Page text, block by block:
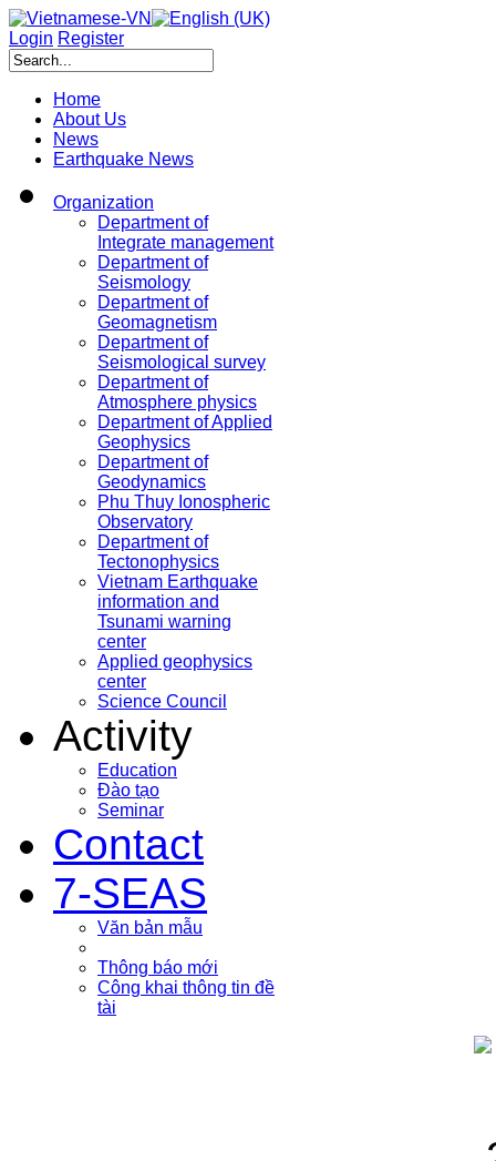
Login Register
Home
About Us
News
Earthquake News
Organization
Department of
Integrate management
Department of
Seismology
Department of
Geomagnetism
Department of
Seismological survey
Department of
Atmosphere physics
Department of Applied
Geophysics
Department of
Geodynamics
Phu Thuy Ionospheric
Observatory
Department of
Tectonophysics
Vietnam Earthquake
information and
Tsunami warning
center
Applied geophysics
center
Science Council
Activity
Education
Đào tạo
Seminar
Contact
7-SEAS
Văn bản mẫu
Thông báo mới
Công khai thông tin đề
tài